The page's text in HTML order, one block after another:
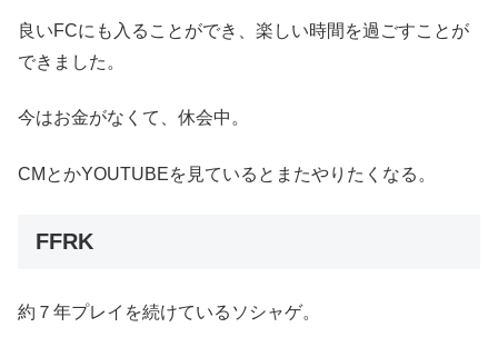
良いFCにも入ることができ、楽しい時間を過ごすことが
できました。
今はお金がなくて、休会中。
CMとかYOUTUBEを見ているとまたやりたくなる。
FFRK
約７年プレイを続けているソシャゲ。